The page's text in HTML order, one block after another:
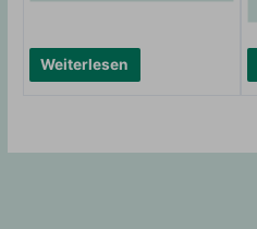
Weiterlesen